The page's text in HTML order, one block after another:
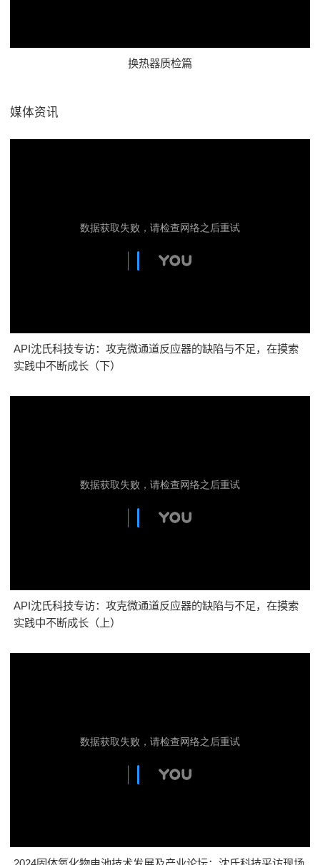
换热器质检篇
媒体资讯
API沈氏科技专访：攻克微通道反应器的缺陷与不足，在摸索
实践中不断成长（下）
API沈氏科技专访：攻克微通道反应器的缺陷与不足，在摸索
实践中不断成长（上）